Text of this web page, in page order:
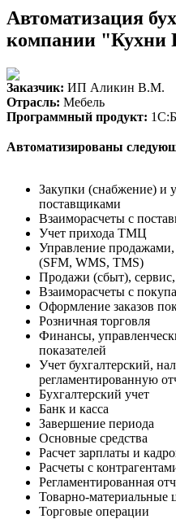
Автоматизация
компании "Кухни
Заказчик: ИП Аликин В.М.
Отрасль: Мебель
Программный продукт:
Автоматизированы
Закупки (снабжение) и
поставщиками
Взаиморасчеты с
Учет прихода ТМЦ
Управление
(SFM, WMS, TMS)
Продажи (сбыт),
Взаиморасчеты с
Оформление заказов
Розничная торговля
Финансы,
показателей
Учет бухгалтерский,
регламентированную
Бухгалтерский учет
Банк и касса
Завершение периода
Основные средства
Расчет зарплаты и
Расчеты с
Регламентированная
Товарно-материальные
Торговые операции